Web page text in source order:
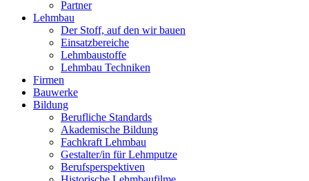
Partner
Lehmbau
Der Stoff, auf den wir bauen
Einsatzbereiche
Lehmbaustoffe
Lehmbau Techniken
Firmen
Bauwerke
Bildung
Berufliche Standards
Akademische Bildung
Fachkraft Lehmbau
Gestalter/in für Lehmputze
Berufsperspektiven